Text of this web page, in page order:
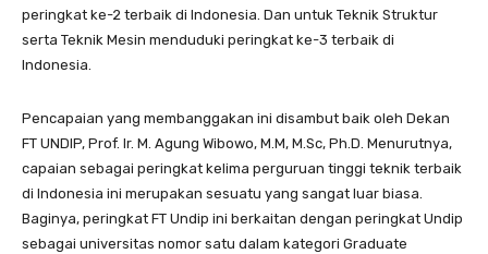
peringkat ke-2 terbaik di Indonesia. Dan untuk Teknik Struktur
serta Teknik Mesin menduduki peringkat ke-3 terbaik di
Indonesia.
Pencapaian yang membanggakan ini disambut baik oleh Dekan
FT UNDIP, Prof. Ir. M. Agung Wibowo, M.M, M.Sc, Ph.D. Menurutnya,
capaian sebagai peringkat kelima perguruan tinggi teknik terbaik
di Indonesia ini merupakan sesuatu yang sangat luar biasa.
Baginya, peringkat FT Undip ini berkaitan dengan peringkat Undip
sebagai universitas nomor satu dalam kategori Graduate